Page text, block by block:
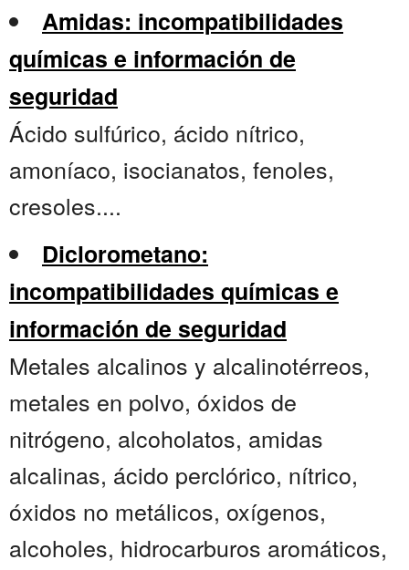
Amidas: incompatibilidades
químicas e información de
seguridad
Ácido sulfúrico, ácido nítrico,
amoníaco, isocianatos, fenoles,
cresoles....
Diclorometano:
incompatibilidades químicas e
información de seguridad
Metales alcalinos y alcalinotérreos,
metales en polvo, óxidos de
nitrógeno, alcoholatos, amidas
alcalinas, ácido perclórico, nítrico,
óxidos no metálicos, oxígenos,
alcoholes, hidrocarburos aromáticos,